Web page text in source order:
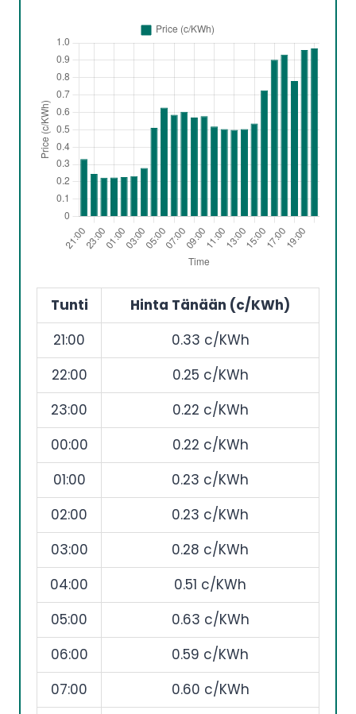
Tunti
Hinta Tänään (c/KWh)
21:00
0.33 c/KWh
22:00
0.25 c/KWh
23:00
0.22 c/KWh
00:00
0.22 c/KWh
01:00
0.23 c/KWh
02:00
0.23 c/KWh
03:00
0.28 c/KWh
04:00
0.51 c/KWh
05:00
0.63 c/KWh
06:00
0.59 c/KWh
07:00
0.60 c/KWh